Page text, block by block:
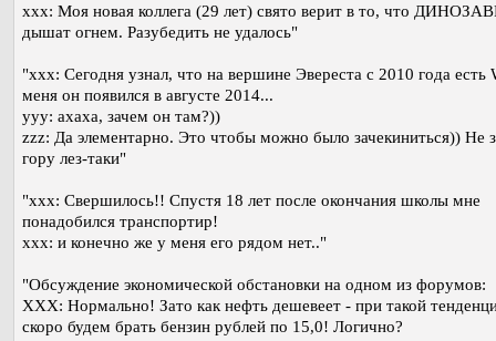
ххх: Моя новая коллега (29 лет) свято верит в то, что
дышат огнем. Разубедить не удалось"
"xxx: Сегодня узнал, что на вершине Эвереста с 2010 года есть
меня он появился в августе 2014...
ууу: ахаха, зачем он там?))
zzz: Да элементарно. Это чтобы можно было зачекиниться)) Не
гору лез-таки"
"ххх: Свершилось!! Спустя 18 лет после окончания школы мне
понадобился транспортир!
ххх: и конечно же у меня его рядом нет.."
"Обсуждение экономической обстановки на одном из форумов:
XXX: Нормально! Зато как нефть дешевеет - при такой
скоро будем брать бензин рублей по 15,0! Логично?